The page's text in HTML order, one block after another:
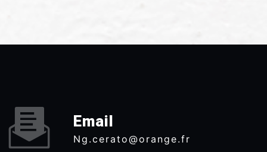
Email
ng.cerato@orange.fr